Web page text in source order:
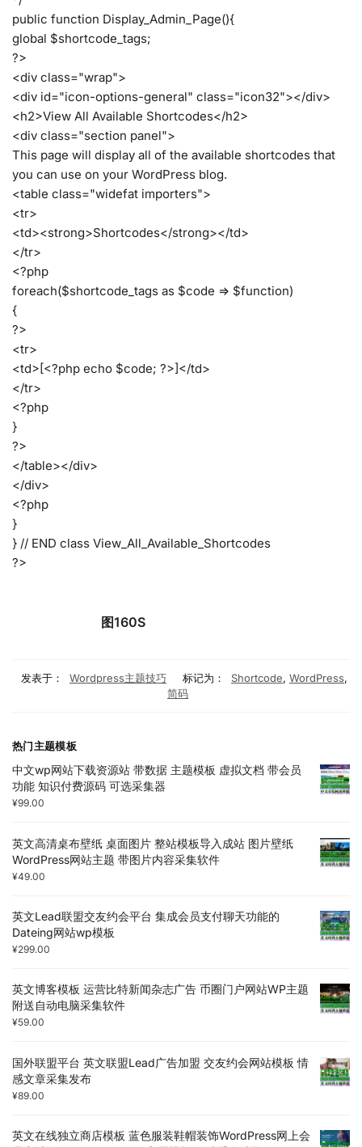
public function Display_Admin_Page(){
global $shortcode_tags;
?>
<div class="wrap">
<div id="icon-options-general" class="icon32"></div>
<h2>View All Available Shortcodes</h2>
<div class="section panel">
This page will display all of the available shortcodes that
you can use on your WordPress blog.
<table class="widefat importers">
<tr>
<td><strong>Shortcodes</strong></td>
</tr>
<?php
foreach($shortcode_tags as $code => $function)
{
?>
<tr>
<td>[<?php echo $code; ?>]</td>
</tr>
<?php
}
?>
</table></div>
</div>
<?php
}
} // END class View_All_Available_Shortcodes
?>
图160S
发表于： Wordpress主题技巧 标记为： Shortcode, WordPress,
简码
热门主题模板
中文wp网站下载资源站 带数据 主题模板 虚拟文档 带会员
功能 知识付费源码 可选采集器
¥99.00
英文高清桌布壁纸 桌面图片 整站模板导入成站 图片壁纸
WordPress网站主题 带图片内容采集软件
¥49.00
英文Lead联盟交友约会平台 集成会员支付聊天功能的
Dateing网站wp模板
¥299.00
英文博客模板 运营比特新闻杂志广告 币圈门户网站WP主题
附送自动电脑采集软件
¥59.00
国外联盟平台 英文联盟Lead广告加盟 交友约会网站模板 情
感文章采集发布
¥89.00
英文在线独立商店模板 蓝色服装鞋帽装饰WordPress网上会